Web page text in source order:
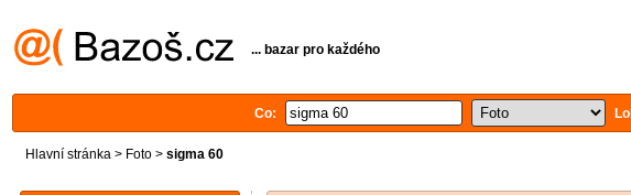
... bazar pro každého
Co:
Hlavní stránka > Foto > sigma 60